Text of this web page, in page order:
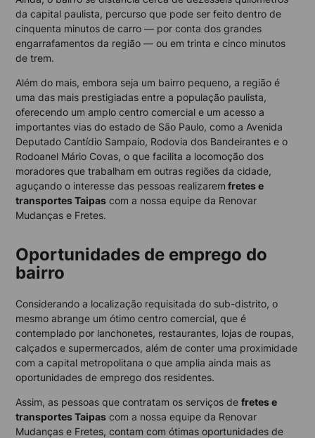
da capital paulista, percurso que pode ser feito dentro de
cinquenta minutos de carro — por conta dos grandes
engarrafamentos da região — ou em trinta e cinco minutos
de trem.
Além do mais, embora seja um bairro pequeno, a região é
uma das mais prestigiadas entre a população paulista,
oferecendo um amplo centro comercial e um acesso a
importantes vias do estado de São Paulo, como a Avenida
Deputado Cantídio Sampaio, Rodovia dos Bandeirantes e o
Rodoanel Mário Covas, o que facilita a locomoção dos
moradores que trabalham em outras regiões da cidade,
aguçando o interesse das pessoas realizarem fretes e
transportes Taipas com a nossa equipe da Renovar
Mudanças e Fretes.
Oportunidades de emprego do
bairro
Considerando a localização requisitada do sub-distrito, o
mesmo abrange um ótimo centro comercial, que é
contemplado por lanchonetes, restaurantes, lojas de roupas,
calçados e supermercados, além de conter uma proximidade
com a capital metropolitana o que amplia ainda mais as
oportunidades de emprego dos residentes.
Assim, as pessoas que contratam os serviços defretes e
transportes Taipas com a nossa equipe da Renovar
Mudanças e Fretes, contam com ótimas oportunidades de